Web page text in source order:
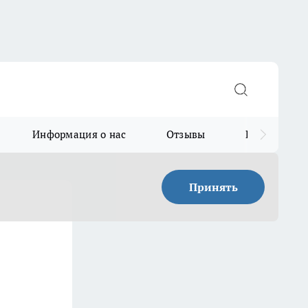
Информация о нас Отзывы Прайс для
Принять